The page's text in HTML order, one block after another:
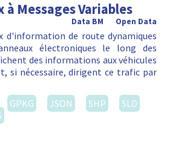
à Messages Variables
Open Data
Data BM
d'information de route dynamiques
électroniques le long des
des informations aux véhicules
si nécessaire, dirigent ce trafic par
GPKG JSON SHP
SLD